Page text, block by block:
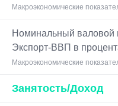
Макроэкономические
Номинальный валовой
Экспорт-ВВП в
Макроэкономические
Занятость/Доход